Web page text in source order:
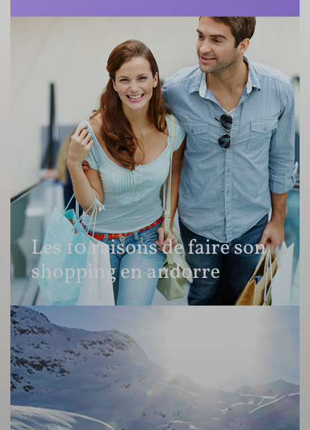
Les 10 raisons de faire son
shopping en andorre